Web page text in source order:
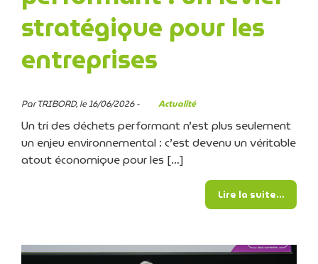
stratégique pour les
entreprises
Par TRIBORD, le 16/06/2026 - Actualité
Un tri des déchets performant n’est plus seulement
un enjeu environnemental : c’est devenu un véritable
atout économique pour les […]
Lire la suite…from